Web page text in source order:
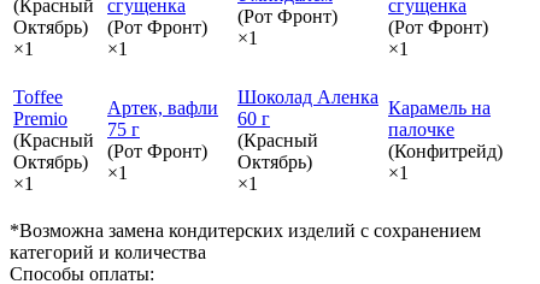
(Красный
Октябрь)
×1
сгущенка
(Рот Фронт)
×1
(Рот Фронт)
×1
сгущенка
(Рот Фронт)
×1
Toffee
Premio
(Красный
Октябрь)
×1
Артек, вафли
75 г
(Рот Фронт)
×1
Шоколад Аленка
60 г
(Красный
Октябрь)
×1
Карамель на
палочке
(Конфитрейд)
×1
*Возможна замена кондитерских изделий с сохранением
категорий и количества
Способы оплаты: